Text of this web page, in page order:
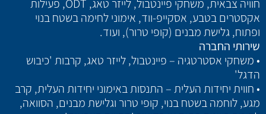
חוויה צבאית, משחקי פיינטבול, לייזר טאג, ODT, פעילות
אקסטרים בטבע, אסקייפ-ווד, אימוני לחימה בשטח בנוי
ופתוח, גלישת מבנים (קופי טרור), ועוד.
שירותי החברה
• משחקי אסטרטגיה – פיינטבול, לייזר טאג, קרבות 'כיבוש
הדגל'
• חווית יחידות העלית – התנסות באימוני יחידות העלית, קרב
מגע, לוחמה בשטח בנוי, קופי טרור וגלישת מבנים, הסוואה,